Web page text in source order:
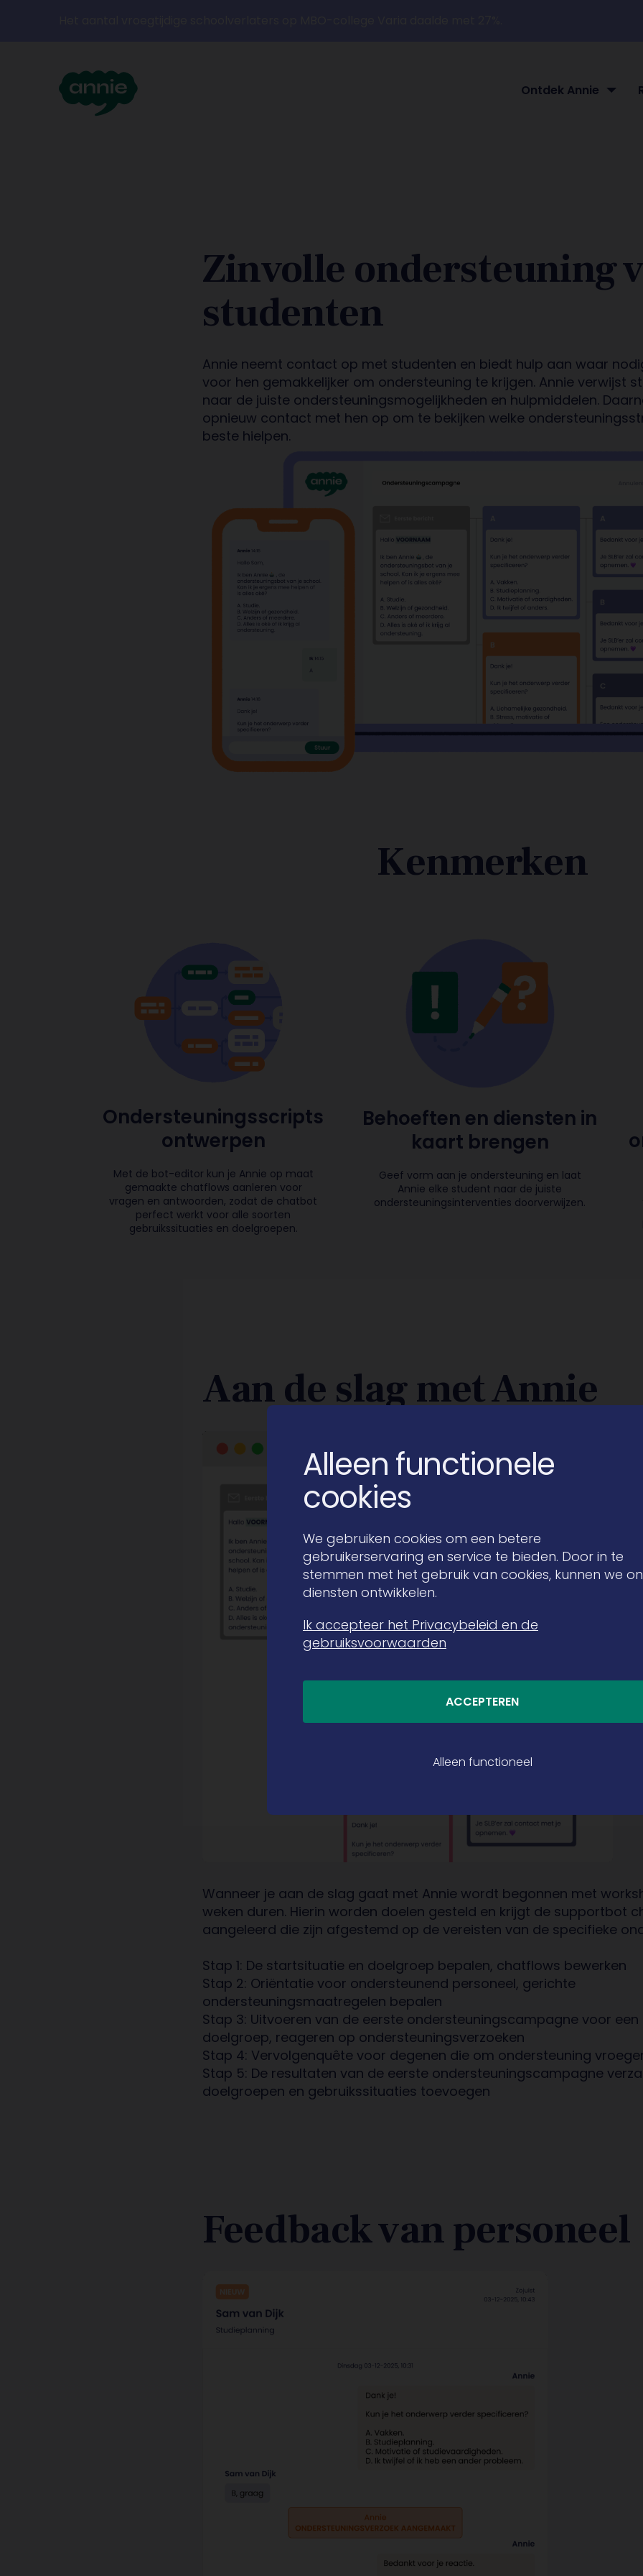
Alleen functionele
cookies
We gebruiken cookies om een betere
gebruikerservaring en service te bieden. Door in te
stemmen met het gebruik van cookies, kunnen we
diensten ontwikkelen.
Ik accepteer het Privacybeleid en de
gebruiksvoorwaarden
ACCEPTEREN
Alleen functioneel
Ontdek Annie
Zinvolle ondersteuning
studenten
Annie neemt contact op met studenten en biedt hulp aan waar
voor hen gemakkelijker om ondersteuning te krijgen. Annie verwijst
naar de juiste ondersteuningsmogelijkheden en hulpmiddelen.
opnieuw contact met hen op om te bekijken welke
beste hielpen.
Kenmerken
Ondersteuningsscripts
ontwerpen
Met de bot-editor kun je Annie op maat
gemaakte chatflows aanleren voor
vragen en antwoorden, zodat de chatbot
perfect werkt voor alle soorten
gebruikssituaties en doelgroepen.
Behoeften en diensten in
kaart brengen
Geef vorm aan je ondersteuning en laat
Annie elke student naar de juiste
ondersteuningsinterventies doorverwijzen.
Aan de slag met Annie
Wanneer je aan de slag gaat met Annie wordt begonnen met
weken duren. Hierin worden doelen gesteld en krijgt de supportbot
aangeleerd die zijn afgestemd op de vereisten van de specifieke
Stap 1: De startsituatie en doelgroep bepalen, chatflows bewerken
Stap 2: Oriëntatie voor ondersteunend personeel, gerichte
ondersteuningsmaatregelen bepalen
Stap 3: Uitvoeren van de eerste ondersteuningscampagne voor
doelgroep, reageren op ondersteuningsverzoeken
Stap 4: Vervolgenquête voor degenen die om ondersteuning
Stap 5: De resultaten van de eerste ondersteuningscampagne
doelgroepen en gebruikssituaties toevoegen
Feedback van personeel